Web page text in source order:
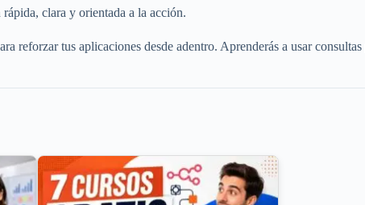
clara y orientada a la acción.
reforzar tus aplicaciones desde adentro. Aprenderás a usar